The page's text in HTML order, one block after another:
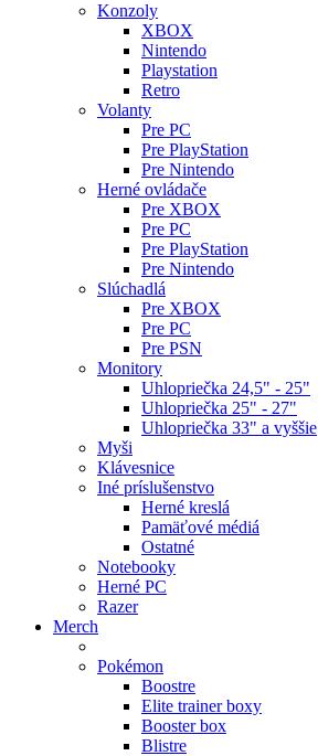
Konzoly
XBOX
Nintendo
Playstation
Retro
Volanty
Pre PC
Pre PlayStation
Pre Nintendo
Herné ovládače
Pre XBOX
Pre PC
Pre PlayStation
Pre Nintendo
Slúchadlá
Pre XBOX
Pre PC
Pre PSN
Monitory
Uhlopriečka 24,5" - 25"
Uhlopriečka 25" - 27"
Uhlopriečka 33" a vyššie
Myši
Klávesnice
Iné príslušenstvo
Herné kreslá
Pamäťové médiá
Ostatné
Notebooky
Herné PC
Razer
Merch
Pokémon
Boostre
Elite trainer boxy
Booster box
Blistre